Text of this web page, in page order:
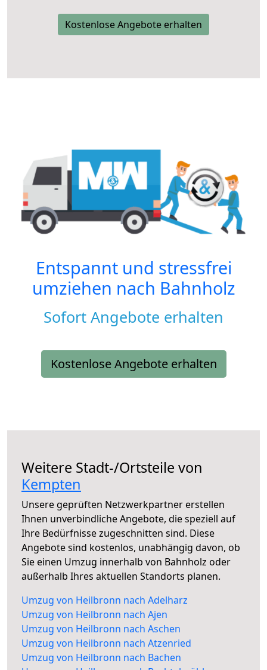
Kostenlose Angebote erhalten
Entspannt und stressfrei
umziehen nach Bahnholz
Sofort Angebote erhalten
Kostenlose Angebote erhalten
Weitere Stadt-/Ortsteile von
Kempten
Unsere geprüften Netzwerkpartner erstellen
Ihnen unverbindliche Angebote, die speziell auf
Ihre Bedürfnisse zugeschnitten sind. Diese
Angebote sind kostenlos, unabhängig davon, ob
Sie einen Umzug innerhalb von Bahnholz oder
außerhalb Ihres aktuellen Standorts planen.
Umzug von Heilbronn nach Adelharz
Umzug von Heilbronn nach Ajen
Umzug von Heilbronn nach Aschen
Umzug von Heilbronn nach Atzenried
Umzug von Heilbronn nach Bachen